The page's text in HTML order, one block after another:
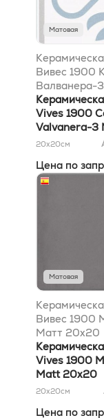
Матовая
Вивес 1900
Валванера-
20x20
Vives 1900
Valvanera-3
20x20
20x20см
Цена по
Матовая
Вивес 1900
Матт 20x20
Vives 1900
Matt 20x20
20x20см
Цена по